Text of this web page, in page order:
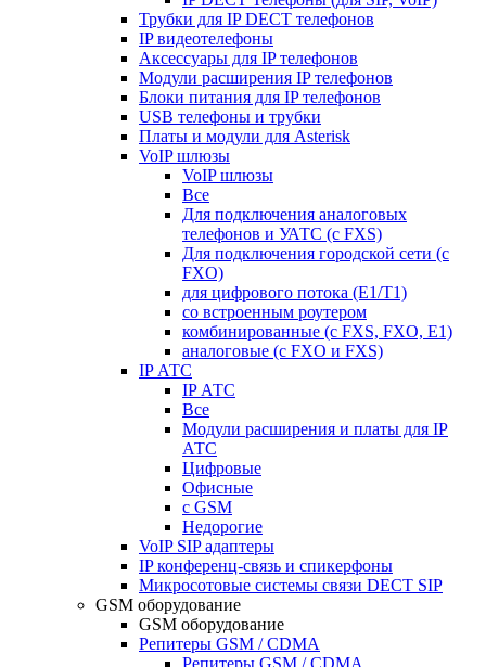
Трубки для IP DECT телефонов
IP видеотелефоны
Аксессуары для IP телефонов
Модули расширения IP телефонов
Блоки питания для IP телефонов
USB телефоны и трубки
Платы и модули для Asterisk
VoIP шлюзы
VoIP шлюзы
Все
Для подключения аналоговых
телефонов и УАТС (с FXS)
Для подключения городской сети (с
FXO)
для цифрового потока (E1/T1)
со встроенным роутером
комбинированные (c FXS, FXO, E1)
аналоговые (с FXO и FXS)
IP АТС
IP АТС
Все
Модули расширения и платы для IP
АТС
Цифровые
Офисные
с GSM
Недорогие
VoIP SIP адаптеры
IP конференц-связь и спикерфоны
Микросотовые системы связи DECT SIP
GSM оборудование
GSM оборудование
Репитеры GSM / CDMA
Репитеры GSM / CDMA